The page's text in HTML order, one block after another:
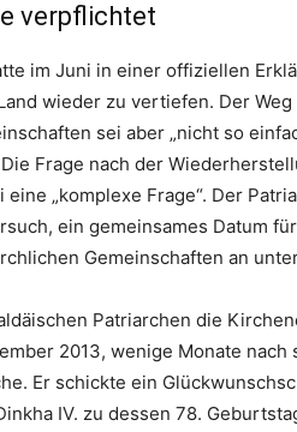
verpflichtet
im Juni in einer offiziellen
wieder zu vertiefen. Der
sei aber „nicht so
Frage nach der
eine „komplexe Frage“. Der
ein gemeinsames Datum
Gemeinschaften an
Patriarchen die
2013, wenige Monate
Er schickte ein
IV. zu dessen 78.